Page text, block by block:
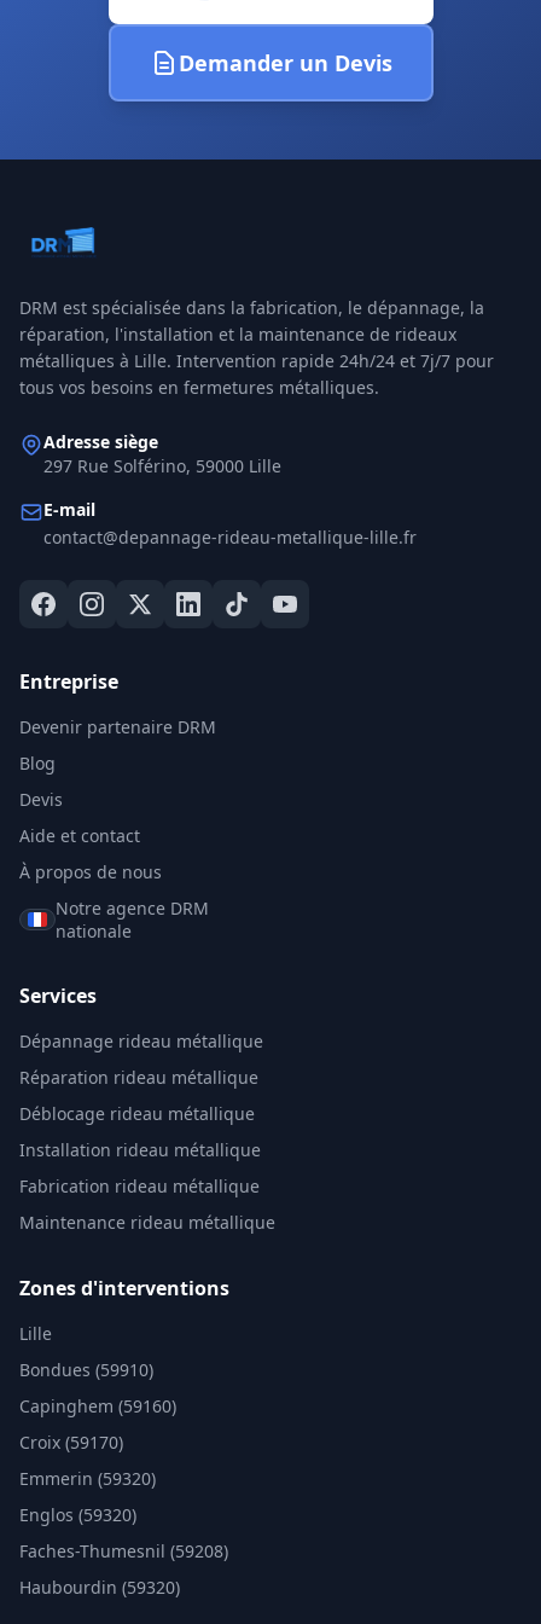
Demander un Devis
DRM est spécialisée dans la fabrication, le dépannage, la
réparation, l'installation et la maintenance de rideaux
métalliques à Lille. Intervention rapide 24h/24 et 7j/7 pour
tous vos besoins en fermetures métalliques.
Adresse siège
297 Rue Solférino, 59000 Lille
E-mail
contact@depannage-rideau-metallique-lille.fr
Entreprise
Devenir partenaire DRM
Blog
Devis
Aide et contact
À propos de nous
Notre agence DRM
nationale
Services
Dépannage rideau métallique
Réparation rideau métallique
Déblocage rideau métallique
Installation rideau métallique
Fabrication rideau métallique
Maintenance rideau métallique
Zones d'interventions
Lille
Bondues (59910)
Capinghem (59160)
Croix (59170)
Emmerin (59320)
Englos (59320)
Faches-Thumesnil (59208)
Haubourdin (59320)